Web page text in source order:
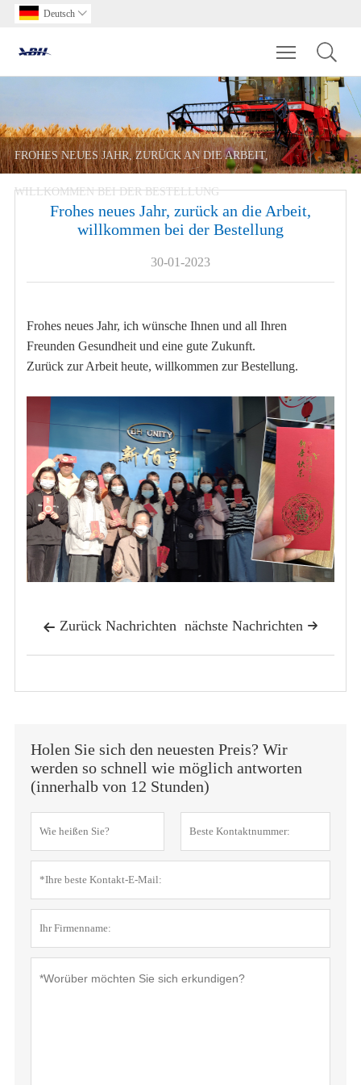
Deutsch 
Toggle
FROHES NEUES JAHR, ZURÜCK AN DIE ARBEIT,
WILLKOMMEN BEI DER BESTELLUNG
Frohes neues Jahr, zurück an die Arbeit,
willkommen bei der Bestellung
30-01-2023
Frohes neues Jahr, ich wünsche Ihnen und all Ihren
Freunden Gesundheit und eine gute Zukunft.
Zurück zur Arbeit heute, willkommen zur Bestellung.
 Zurück Nachrichten 
nächste Nachrichten
Holen Sie sich den neuesten Preis? Wir
werden so schnell wie möglich antworten
(innerhalb von 12 Stunden)